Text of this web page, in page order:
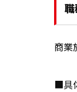
商業
■具